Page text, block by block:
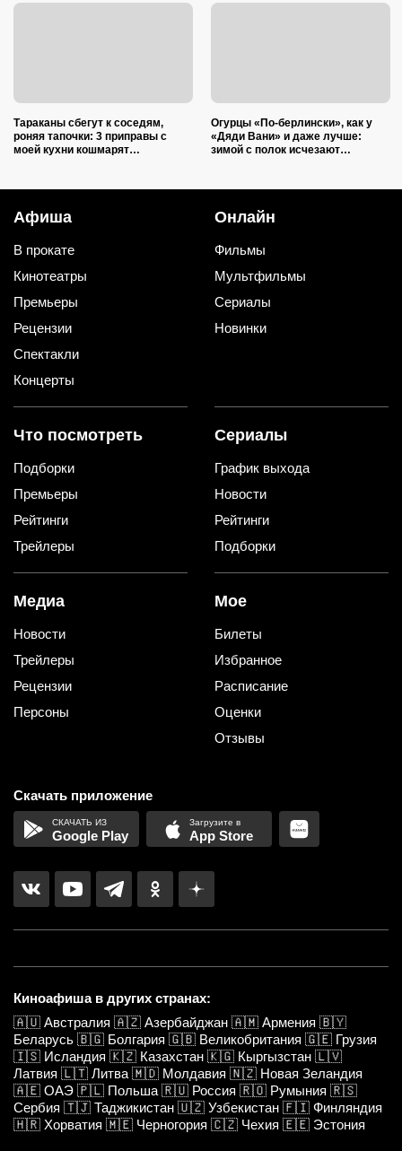
Тараканы сбегут к соседям,
роняя тапочки: 3 приправы с
моей кухни кошмарят
Огурцы «По-берлински», как у
«Дяди Вани» и даже лучше:
зимой с полок исчезают
Афиша
В прокате
Кинотеатры
Премьеры
Рецензии
Спектакли
Концерты
Онлайн
Фильмы
Мультфильмы
Сериалы
Новинки
Что посмотреть
Подборки
Премьеры
Рейтинги
Трейлеры
Сериалы
График выхода
Новости
Рейтинги
Подборки
Медиа
Новости
Трейлеры
Рецензии
Персоны
Мое
Билеты
Избранное
Расписание
Оценки
Отзывы
Скачать приложение
Google Play App Store
Киноафиша в других странах:
🇦🇺 Австралия 🇦🇿 Азербайджан 🇦🇲 Армения 🇧🇾
Беларусь 🇧🇬 Болгария 🇬🇧 Великобритания 🇬🇪 Грузия
🇮🇸 Исландия 🇰🇿 Казахстан 🇰🇬 Кыргызстан 🇱🇻
Латвия 🇱🇹 Литва 🇲🇩 Молдавия 🇳🇿 Новая Зеландия
🇦🇪 ОАЭ 🇵🇱 Польша 🇷🇺 Россия 🇷🇴 Румыния 🇷🇸
Сербия 🇹🇯 Таджикистан 🇺🇿 Узбекистан 🇫🇮 Финляндия
🇭🇷 Хорватия 🇲🇪 Черногория 🇨🇿 Чехия 🇪🇪 Эстония